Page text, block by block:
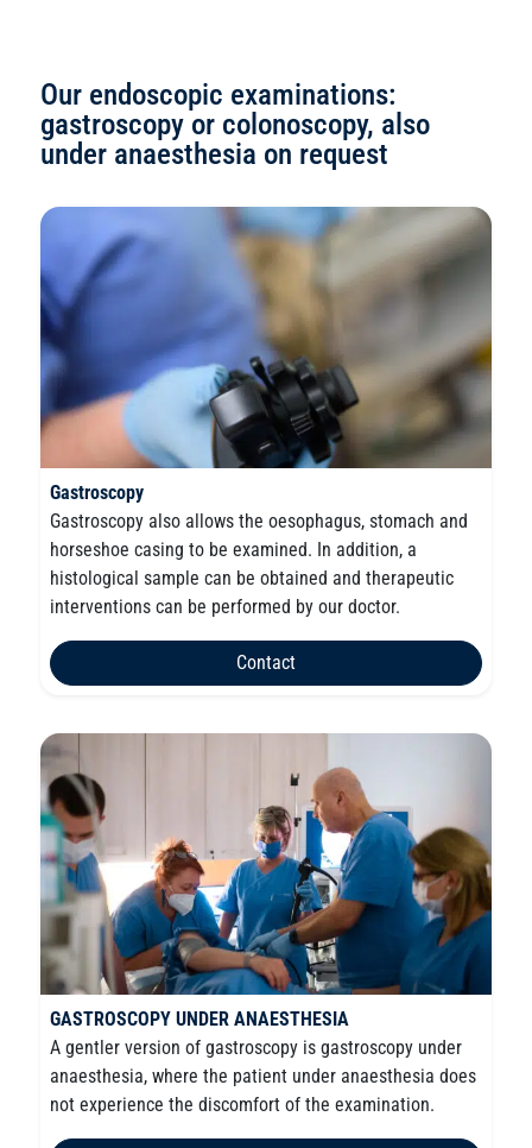
Our endoscopic examinations:
gastroscopy or colonoscopy, also
under anaesthesia on request
Gastroscopy
Gastroscopy also allows the oesophagus, stomach and
horseshoe casing to be examined. In addition, a
histological sample can be obtained and therapeutic
interventions can be performed by our doctor.
Contact
GASTROSCOPY UNDER ANAESTHESIA
A gentler version of gastroscopy is gastroscopy under
anaesthesia, where the patient under anaesthesia does
not experience the discomfort of the examination.